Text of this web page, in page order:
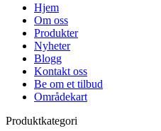
Hjem
Om oss
Produkter
Nyheter
Blogg
Kontakt oss
Be om et tilbud
Områdekart
Produktkategori